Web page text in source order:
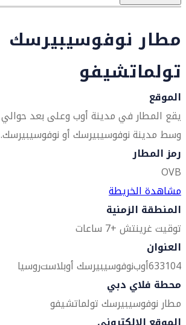
مطار نوفوسيبيرسك
تولماتشيفو
الموقع
وسط مدينة نوفوسيبيرسك أو نوفوسيبيرسك.
رمز المطار
OVB
مشاهدة الخريطة
المنطقة الزمنية
توقيت غرينتش +7 ساعات
العنوان
633104أوبنوفوسيبيرسك أوبلاستروسيا
محطة فلاي دبي
مطار نوفوسيبيرسك تولماتشيفو